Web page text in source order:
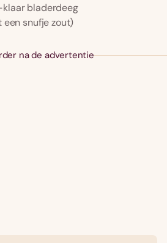
bladerdeeg
snufje zout)
na de advertentie